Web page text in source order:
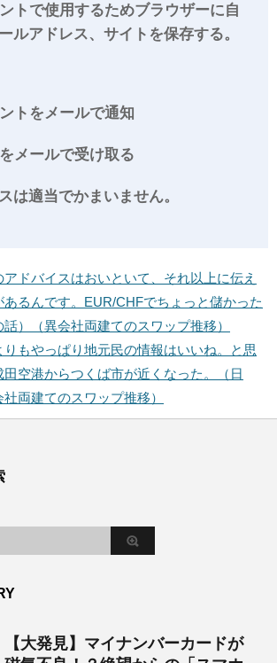
トで使用するためブラウザーに自
ルアドレス、サイトを保存する。
トをメールで通知
メールで受け取る
は適当でかまいません。
アドバイスはおいといて、それ以上に伝え
あるんです。EUR/CHFでちょっと儲かった
）（異会社両建てのスワップ推移）
りもやっぱり地元民の情報はいいね。と思
田空港からつくば市が近くなった。（日
両建てのスワップ推移）
【大発見】マイナンバーカードが